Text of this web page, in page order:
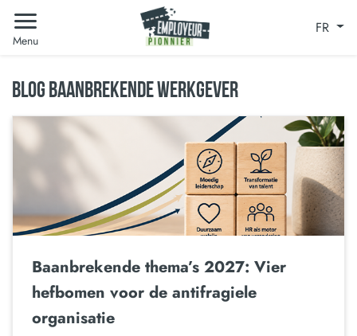
Menu
FR
BLOG BAANBREKENDE WERKGEVER
Baanbrekende thema’s 2027: Vier
hefbomen voor de antifragiele
organisatie